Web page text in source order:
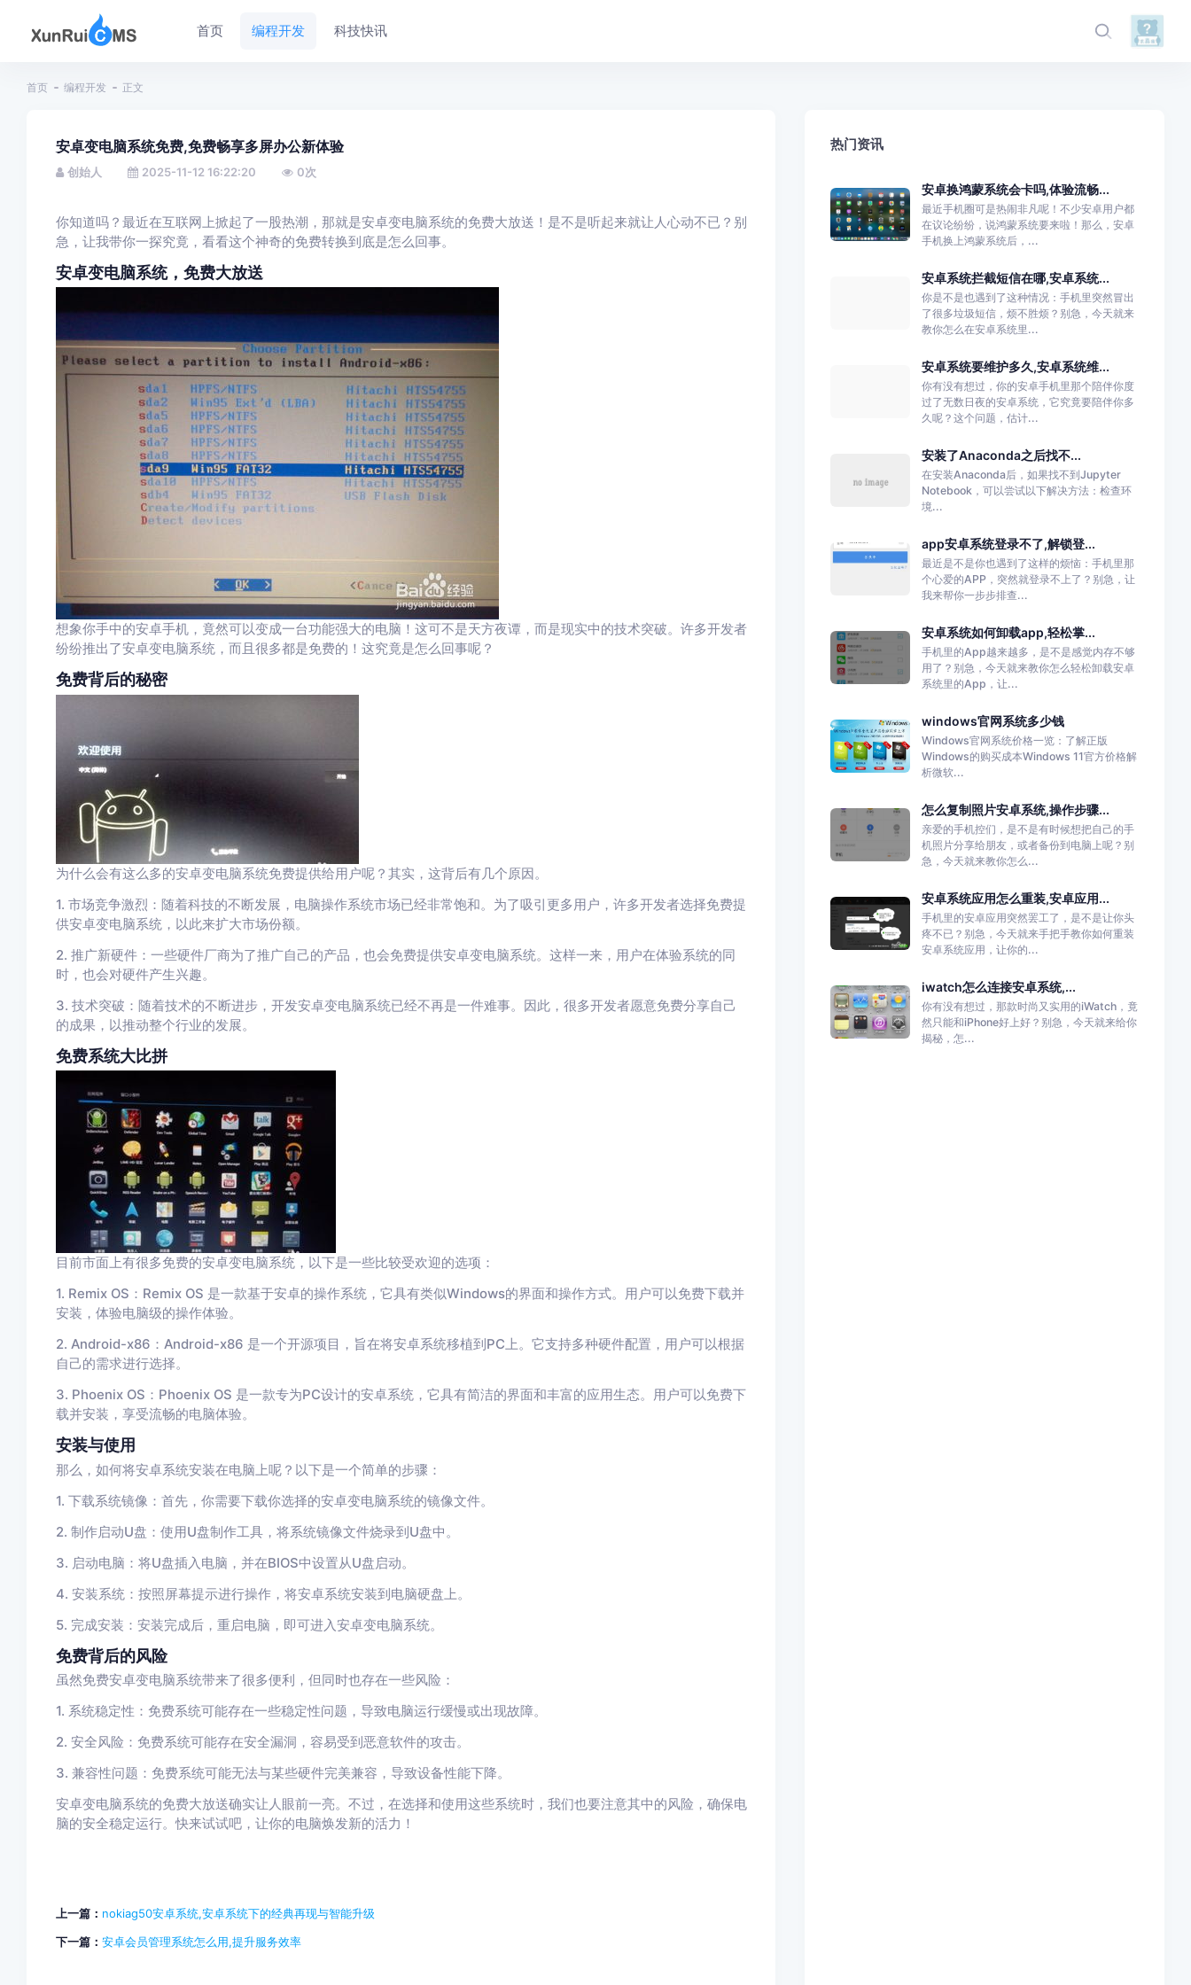
首页 编程开发 科技快讯
首页 编程开发 正文
安卓变电脑系统免费,免费畅享多屏办公新体验
创始人 2025-11-12 16:22:20 0次
你知道吗？最近在互联网上掀起了一股热潮，那就是安卓变电脑系统的免费大放送！是不是听起来就让人心动不已？别
急，让我带你一探究竟，看看这个神奇的免费转换到底是怎么回事。
安卓变电脑系统，免费大放送
想象你手中的安卓手机，竟然可以变成一台功能强大的电脑！这可不是天方夜谭，而是现实中的技术突破。许多开发者
纷纷推出了安卓变电脑系统，而且很多都是免费的！这究竟是怎么回事呢？
免费背后的秘密
为什么会有这么多的安卓变电脑系统免费提供给用户呢？其实，这背后有几个原因。
1. 市场竞争激烈：随着科技的不断发展，电脑操作系统市场已经非常饱和。为了吸引更多用户，许多开发者选择免费提
供安卓变电脑系统，以此来扩大市场份额。
2. 推广新硬件：一些硬件厂商为了推广自己的产品，也会免费提供安卓变电脑系统。这样一来，用户在体验系统的同
时，也会对硬件产生兴趣。
3. 技术突破：随着技术的不断进步，开发安卓变电脑系统已经不再是一件难事。因此，很多开发者愿意免费分享自己
的成果，以推动整个行业的发展。
免费系统大比拼
目前市面上有很多免费的安卓变电脑系统，以下是一些比较受欢迎的选项：
1. Remix OS：Remix OS 是一款基于安卓的操作系统，它具有类似Windows的界面和操作方式。用户可以免费下载并
安装，体验电脑级的操作体验。
2. Android-x86：Android-x86 是一个开源项目，旨在将安卓系统移植到PC上。它支持多种硬件配置，用户可以根据
自己的需求进行选择。
3. Phoenix OS：Phoenix OS 是一款专为PC设计的安卓系统，它具有简洁的界面和丰富的应用生态。用户可以免费下
载并安装，享受流畅的电脑体验。
安装与使用
那么，如何将安卓系统安装在电脑上呢？以下是一个简单的步骤：
1. 下载系统镜像：首先，你需要下载你选择的安卓变电脑系统的镜像文件。
2. 制作启动U盘：使用U盘制作工具，将系统镜像文件烧录到U盘中。
3. 启动电脑：将U盘插入电脑，并在BIOS中设置从U盘启动。
4. 安装系统：按照屏幕提示进行操作，将安卓系统安装到电脑硬盘上。
5. 完成安装：安装完成后，重启电脑，即可进入安卓变电脑系统。
免费背后的风险
虽然免费安卓变电脑系统带来了很多便利，但同时也存在一些风险：
1. 系统稳定性：免费系统可能存在一些稳定性问题，导致电脑运行缓慢或出现故障。
2. 安全风险：免费系统可能存在安全漏洞，容易受到恶意软件的攻击。
3. 兼容性问题：免费系统可能无法与某些硬件完美兼容，导致设备性能下降。
安卓变电脑系统的免费大放送确实让人眼前一亮。不过，在选择和使用这些系统时，我们也要注意其中的风险，确保电
脑的安全稳定运行。快来试试吧，让你的电脑焕发新的活力！
上一篇： nokiag50安卓系统,安卓系统下的经典再现与智能升级
下一篇： 安卓会员管理系统怎么用,提升服务效率
热门资讯
安卓换鸿蒙系统会卡吗,体验流畅...
最近手机圈可是热闹非凡呢！不少安卓用户都
在议论纷纷，说鸿蒙系统要来啦！那么，安卓
手机换上鸿蒙系统后，...
安卓系统拦截短信在哪,安卓系统...
你是不是也遇到了这种情况：手机里突然冒出
了很多垃圾短信，烦不胜烦？别急，今天就来
教你怎么在安卓系统里...
安卓系统要维护多久,安卓系统维...
你有没有想过，你的安卓手机里那个陪伴你度
过了无数日夜的安卓系统，它究竟要陪伴你多
久呢？这个问题，估计...
安装了Anaconda之后找不...
在安装Anaconda后，如果找不到Jupyter
Notebook，可以尝试以下解决方法：检查环
境...
app安卓系统登录不了,解锁登...
最近是不是你也遇到了这样的烦恼：手机里那
个心爱的APP，突然就登录不上了？别急，让
我来帮你一步步排查...
安卓系统如何卸载app,轻松掌...
手机里的App越来越多，是不是感觉内存不够
用了？别急，今天就来教你怎么轻松卸载安卓
系统里的App，让...
windows官网系统多少钱
Windows官网系统价格一览：了解正版
Windows的购买成本Windows 11官方价格解
析微软...
怎么复制照片安卓系统,操作步骤...
亲爱的手机控们，是不是有时候想把自己的手
机照片分享给朋友，或者备份到电脑上呢？别
急，今天就来教你怎么...
安卓系统应用怎么重装,安卓应用...
手机里的安卓应用突然罢工了，是不是让你头
疼不已？别急，今天就来手把手教你如何重装
安卓系统应用，让你的...
iwatch怎么连接安卓系统,...
你有没有想过，那款时尚又实用的iWatch，竟
然只能和iPhone好上好？别急，今天就来给你
揭秘，怎...